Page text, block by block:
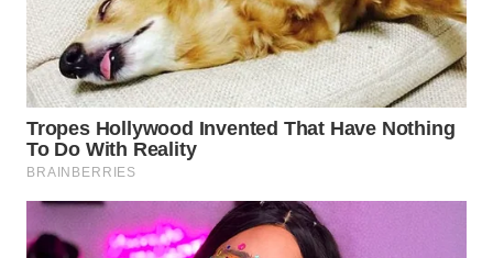
WN DELI
SERDANG
WN
TEBING
TINGGI
PAKPAK